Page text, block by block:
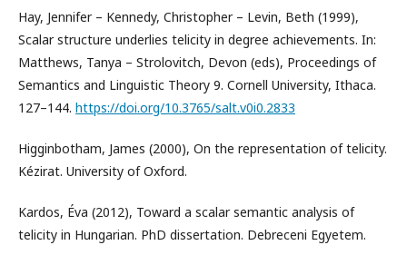
Hay, Jennifer – Kennedy, Christopher – Levin, Beth (1999),
Scalar structure underlies telicity in degree achievements. In:
Matthews, Tanya – Strolovitch, Devon (eds), Proceedings of
Semantics and Linguistic Theory 9. Cornell University, Ithaca.
127–144. https://doi.org/10.3765/salt.v0i0.2833
Higginbotham, James (2000), On the representation of telicity.
Kézirat. University of Oxford.
Kardos, Éva (2012), Toward a scalar semantic analysis of
telicity in Hungarian. PhD dissertation. Debreceni Egyetem.